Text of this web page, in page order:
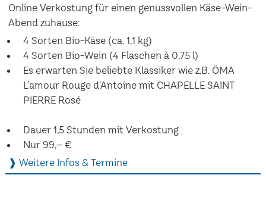
Online Verkostung für einen genussvollen Käse-Wein-
Abend zuhause:
4 Sorten Bio-Käse (ca. 1,1 kg)
4 Sorten Bio-Wein (4 Flaschen à 0,75 l)
Es erwarten Sie beliebte Klassiker wie z.B. ÖMA
L'amour Rouge d'Antoine mit CHAPELLE SAINT
PIERRE Rosé
Dauer 1,5 Stunden mit Verkostung
Nur 99,– €
❱ Weitere Infos & Termine